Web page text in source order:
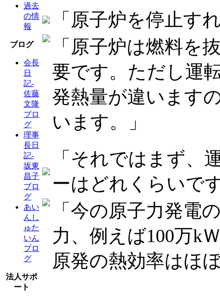
過去
の情
報
ブログ
会長
日
記-
佐藤
文隆
ブロ
グ
理事
長日
記-
坂東
昌子
ブロ
グ
あい
んし
ゅた
いん
ブロ
グ
法人サポ
ート
「原子炉を停止す
「原子炉は燃料を
要です。ただし運
発熱量が違います
います。」
「それではまず、
ーはどれくらいで
「今の原子力発電
力、例えば100万k
原発の熱効率はほ